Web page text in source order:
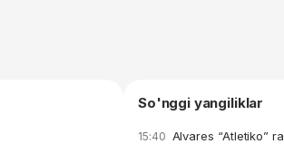
So'nggi yangiliklar
15:40 Alvares “Atletiko”